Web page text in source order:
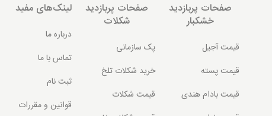
صفحات پربازدید
خشکبار
قیمت آجیل
قیمت پسته
قیمت بادام هندی
صفحات پربازدید
شکلات
پک سازمانی
خرید شکلات تلخ
قیمت شکلات
لینک‌های مفید
درباره ما
تماس با ما
ثبت نام
قوانین و مقررات